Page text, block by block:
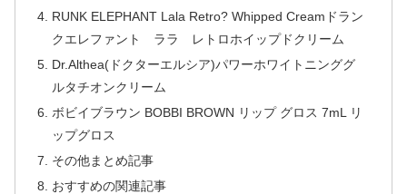
RUNK ELEPHANT Lala Retro? Whipped Creamドラン
クエレファント ララ レトロホイップドクリーム
Dr.Althea(ドクターエルシア)パワーホワイトニンググ
ルタチオンクリーム
ボビイブラウン BOBBI BROWN リップ グロス 7mL リ
ップグロス
その他まとめ記事
おすすめの関連記事